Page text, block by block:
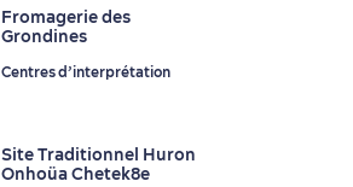
Fromagerie des
Grondines
Centres d’interprétation
Site Traditionnel Huron
Onhoüa Chetek8e